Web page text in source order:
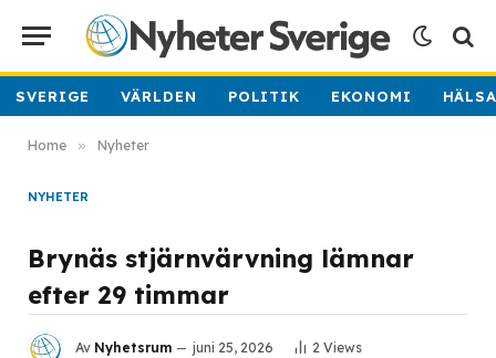
SVERIGE VÄRLDEN POLITIK EKONOMI
Home » Nyheter
NYHETER
Brynäs stjärnvärvning lämnar
efter 29 timmar
Av Nyhetsrum juni 25, 2026 2 Views